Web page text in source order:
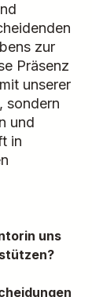
zur
Präsenz
unserer
sondern
und
in
uns